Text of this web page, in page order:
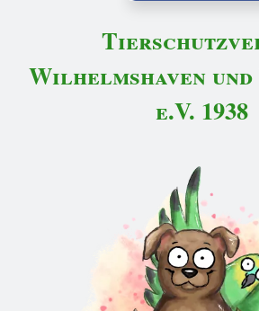
Wilhelmshaven und
e.V. 1938